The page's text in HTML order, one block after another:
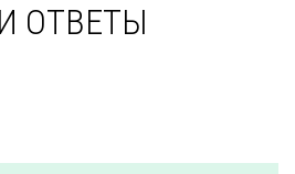
ОТВЕТЫ